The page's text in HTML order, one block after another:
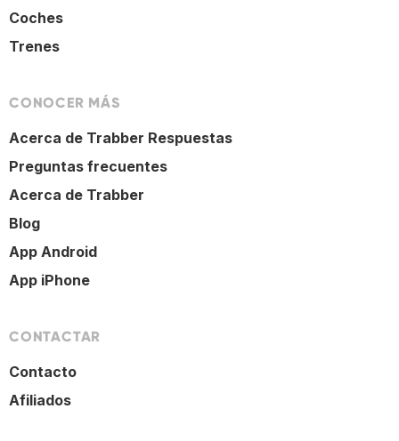
Coches
Trenes
CONOCER MÁS
Acerca de Trabber Respuestas
Preguntas frecuentes
Acerca de Trabber
Blog
App Android
App iPhone
CONTACTAR
Contacto
Afiliados